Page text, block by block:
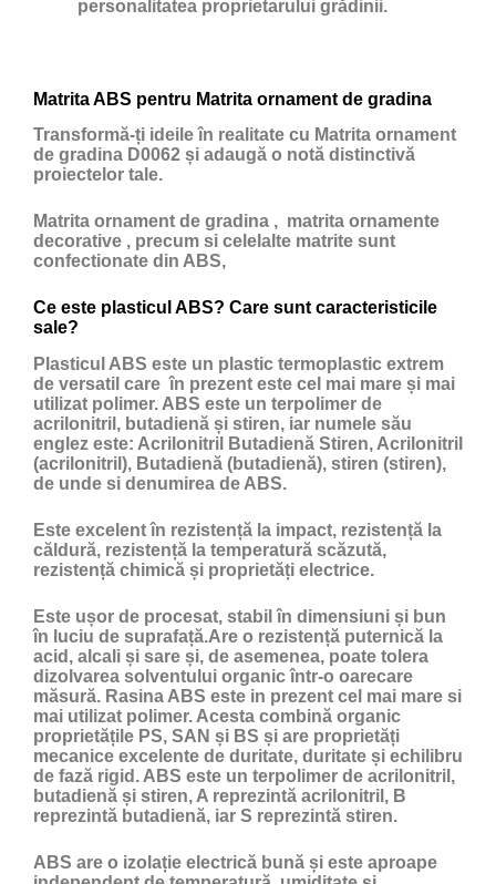
personalitatea proprietarului grădinii.
Matrita ABS pentru Matrita ornament de gradina
Transformă-ți ideile în realitate cu Matrita ornament
de gradina D0062 și adaugă o notă distinctivă
proiectelor tale.
Matrita ornament de gradina , matrita ornamente
decorative , precum si celelalte matrite sunt
confectionate din ABS,
Ce este plasticul ABS? Care sunt caracteristicile
sale?
Plasticul ABS este un plastic termoplastic extrem
de versatil care în prezent este cel mai mare și mai
utilizat polimer. ABS este un terpolimer de
acrilonitril, butadienă și stiren, iar numele său
englez este: Acrilonitril Butadienă Stiren, Acrilonitril
(acrilonitril), Butadienă (butadienă), stiren (stiren),
de unde si denumirea de ABS.
Este excelent în rezistență la impact, rezistență la
căldură, rezistență la temperatură scăzută,
rezistență chimică și proprietăți electrice.
Este ușor de procesat, stabil în dimensiuni și bun
în luciu de suprafață.Are o rezistență puternică la
acid, alcali și sare și, de asemenea, poate tolera
dizolvarea solventului organic într-o oarecare
măsură. Rasina ABS este in prezent cel mai mare si
mai utilizat polimer. Acesta combină organic
proprietățile PS, SAN și BS și are proprietăți
mecanice excelente de duritate, duritate și echilibru
de fază rigid. ABS este un terpolimer de acrilonitril,
butadienă și stiren, A reprezintă acrilonitril, B
reprezintă butadienă, iar S reprezintă stiren.
ABS are o izolație electrică bună și este aproape